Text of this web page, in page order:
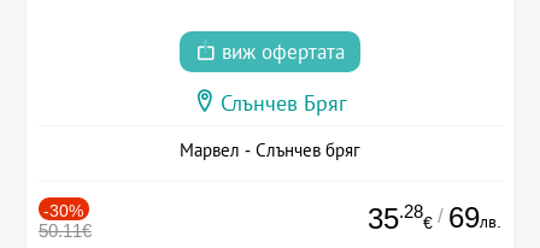
виж офертата
Слънчев Бряг
Марвел - Слънчев бряг
-30%
50.11€ 35.28
€ / 69лв.